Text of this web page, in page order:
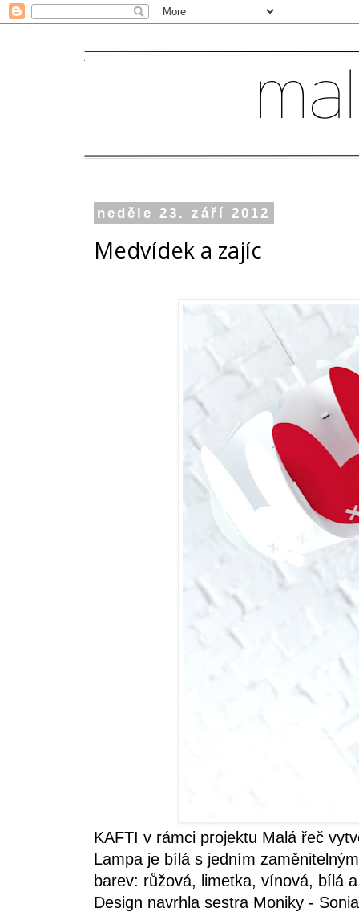
neděle 23. září 2012
Medvídek a zajíc
KAFTI v rámci projektu Malá řeč
Lampa je bílá s jedním
barev: růžová, limetka, vínová, bílá
Design navrhla sestra Moniky -